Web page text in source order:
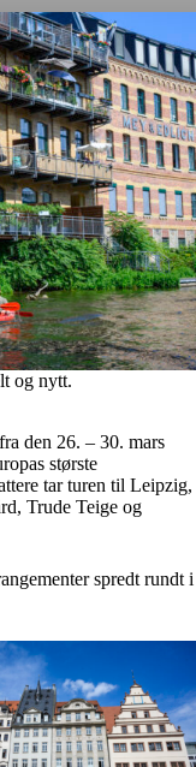
og nytt.
den 26. – 30. mars
største
tar turen til Leipzig,
Trude Teige og
spredt rundt i